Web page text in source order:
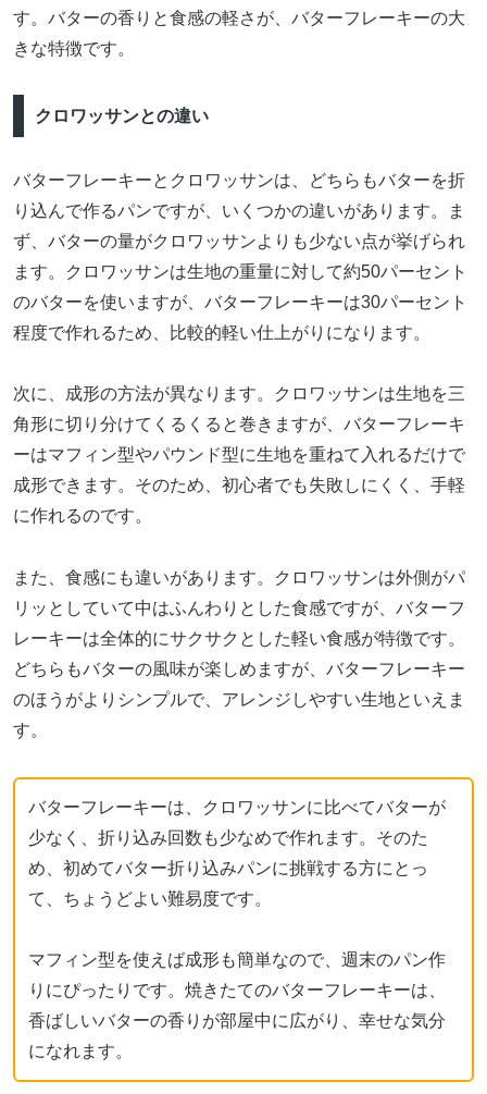
す。バターの香りと食感の軽さが、バターフレーキーの大
きな特徴です。
クロワッサンとの違い
バターフレーキーとクロワッサンは、どちらもバターを折
り込んで作るパンですが、いくつかの違いがあります。ま
ず、バターの量がクロワッサンよりも少ない点が挙げられ
ます。クロワッサンは生地の重量に対して約50パーセント
のバターを使いますが、バターフレーキーは30パーセント
程度で作れるため、比較的軽い仕上がりになります。
次に、成形の方法が異なります。クロワッサンは生地を三
角形に切り分けてくるくると巻きますが、バターフレーキ
ーはマフィン型やパウンド型に生地を重ねて入れるだけで
成形できます。そのため、初心者でも失敗しにくく、手軽
に作れるのです。
また、食感にも違いがあります。クロワッサンは外側がパ
リッとしていて中はふんわりとした食感ですが、バターフ
レーキーは全体的にサクサクとした軽い食感が特徴です。
どちらもバターの風味が楽しめますが、バターフレーキー
のほうがよりシンプルで、アレンジしやすい生地といえま
す。
バターフレーキーは、クロワッサンに比べてバターが
少なく、折り込み回数も少なめで作れます。そのた
め、初めてバター折り込みパンに挑戦する方にとっ
て、ちょうどよい難易度です。
マフィン型を使えば成形も簡単なので、週末のパン作
りにぴったりです。焼きたてのバターフレーキーは、
香ばしいバターの香りが部屋中に広がり、幸せな気分
になれます。